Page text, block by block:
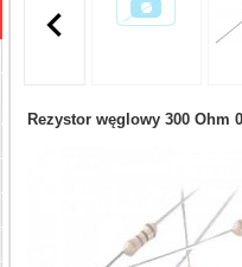

Rezystor węglowy 300 Ohm